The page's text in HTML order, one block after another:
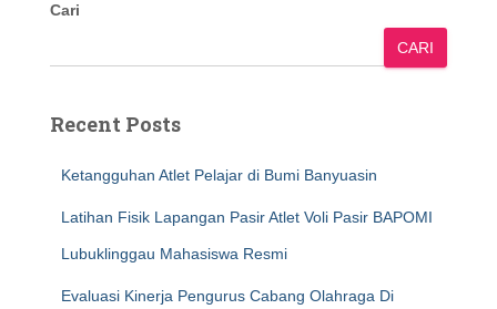
Cari
CARI
Recent Posts
Ketangguhan Atlet Pelajar di Bumi Banyuasin
Latihan Fisik Lapangan Pasir Atlet Voli Pasir BAPOMI
Lubuklinggau Mahasiswa Resmi
Evaluasi Kinerja Pengurus Cabang Olahraga Di